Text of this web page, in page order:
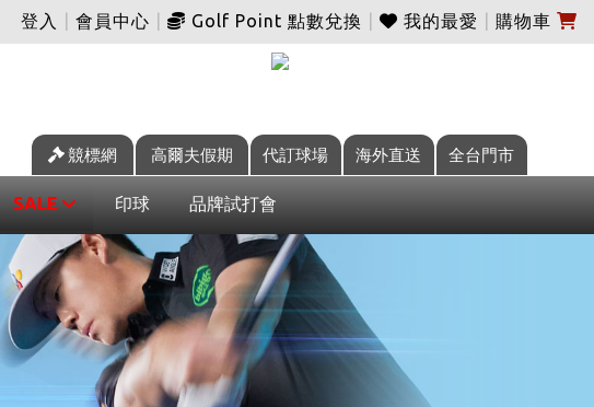
登入 會員中心 Golf Point 點數兌換 我的最愛 購物車
競標網 高爾夫假期 代訂球場 海外直送 全台門市
SALE 印球 品牌試打會